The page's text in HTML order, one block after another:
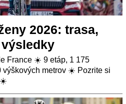
2026: trasa,
France ☀️ 9 etáp, 1 175
výškových metrov ☀️ Pozrite si
☀️